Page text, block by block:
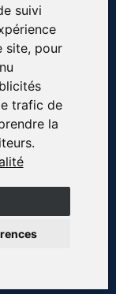
suivi
site, pour
trafic de
la
· ✅ Produits